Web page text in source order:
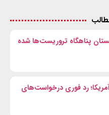
پناهگاه تروریست‌ها شده
رد فوری درخواست‌های